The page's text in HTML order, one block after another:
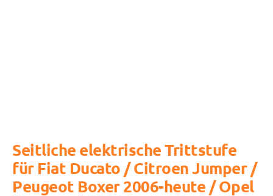
Seitliche elektrische Trittstufe
für Fiat Ducato / Citroen Jumper /
Peugeot Boxer 2006-heute / Opel